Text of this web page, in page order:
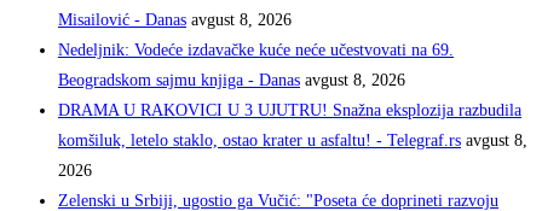
Misailović - Danas avgust 8, 2026
Nedeljnik: Vodeće izdavačke kuće neće učestvovati na 69.
Beogradskom sajmu knjiga - Danas avgust 8, 2026
DRAMA U RAKOVICI U 3 UJUTRU! Snažna eksplozija razbudila
komšiluk, letelo staklo, ostao krater u asfaltu! - Telegraf.rs avgust 8,
2026
Zelenski u Srbiji, ugostio ga Vučić: "Poseta će doprineti razvoju